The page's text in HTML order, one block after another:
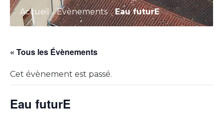
Accueil . Évènements . Eau futurE
« Tous les Évènements
Cet évènement est passé.
Eau futurE